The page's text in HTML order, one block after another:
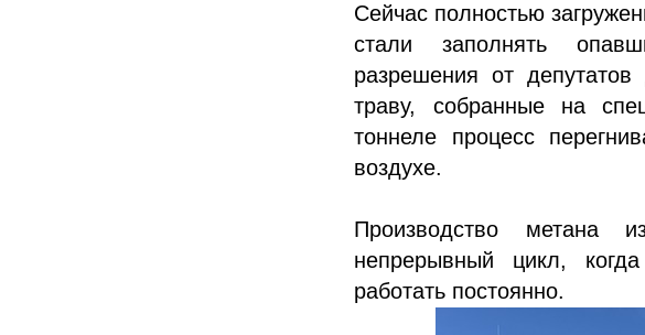
Сейчас полностью
стали заполнять
разрешения от
траву, собранные на
тоннеле процесс
воздухе.
Производство
непрерывный цикл,
работать постоянно.